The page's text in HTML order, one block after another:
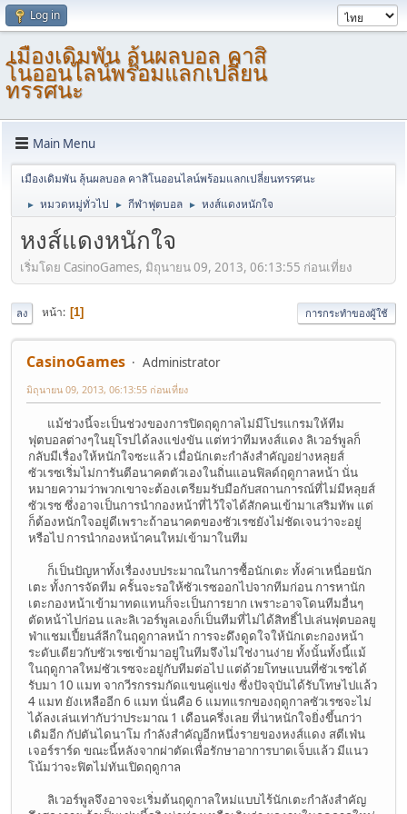
Log in
เมืองเดิมพัน ลุ้นผลบอล คาสิ
โนออนไลน์พร้อมแลกเปลี่ยน
ทรรศนะ
Main Menu
เมืองเดิมพัน ลุ้นผลบอล คาสิโนออนไลน์พร้อมแลกเปลี่ยนทรรศนะ
► หมวดหมู่ทั่วไป ► กีฬาฟุตบอล ► หงส์แดงหนักใจ
หงส์แดงหนักใจ
เริ่มโดย CasinoGames, มิถุนายน 09, 2013, 06:13:55 ก่อนเที่ยง
ลง หน้า 1 การกระทำของผู้ใช้
CasinoGames Administrator
มิถุนายน 09, 2013, 06:13:55 ก่อนเที่ยง
แม้ช่วงนี้จะเป็นช่วงของการปิดฤดูกาลไม่มีโปรแกรมให้ทีม
ฟุตบอลต่างๆในยุโรปได้ลงแข่งขัน แต่ทว่าทีมหงส์แดง ลิเวอร์พูลก็
กลับมีเรื่องให้หนักใจซะแล้ว เมื่อนักเตะกำลังสำคัญอย่างหลุยส์
ซัวเรซเริ่มไม่การันตีอนาคตตัวเองในถิ่นแอนฟิลด์ฤดูกาลหน้า นั่น
หมายความว่าพวกเขาจะต้องเตรียมรับมือกับสถานการณ์ที่ไม่มีหลุยส์
ซัวเรซ ซึ่งอาจเป็นการนำกองหน้าที่ไว้ใจได้สักคนเข้ามาเสริมทัพ แต่
ก็ต้องหนักใจอยู่ดีเพราะถ้าอนาคตของซัวเรซยังไม่ชัดเจนว่าจะอยู่
หรือไป การนำกองหน้าคนใหม่เข้ามาในทีม
ก็เป็นปัญหาทั้งเรื่องงบประมาณในการซื้อนักเตะ ทั้งค่าเหนื่อยนัก
เตะ ทั้งการจัดทีม ครั้นจะรอให้ซัวเรซออกไปจากทีมก่อน การหานัก
เตะกองหน้าเข้ามาทดแทนก็จะเป็นการยาก เพราะอาจโดนทีมอื่นๆ
ตัดหน้าไปก่อน และลิเวอร์พูลเองก็เป็นทีมที่ไม่ได้สิทธิ์ไปเล่นฟุตบอลยู
ฟ่าแชมเปี้ยนส์ลีกในฤดูกาลหน้า การจะดึงดูดใจให้นักเตะกองหน้า
ระดับเดียวกับซัวเรซเข้ามาอยู่ในทีมจึงไม่ใช่งานง่าย ทั้งนั้นทั้งนี้แม้
ในฤดูกาลใหม่ซัวเรซจะอยู่กับทีมต่อไป แต่ด้วยโทษแบนที่ซัวเรซได้
รับมา 10 แมท จากวีรกรรมกัดแขนคู่แข่ง ซึ่งปัจจุบันได้รับโทษไปแล้ว
4 แมท ยังเหลืออีก 6 แมท นั่นคือ 6 แมทแรกของฤดูกาลซัวเรซจะไม่
ได้ลงเล่นเท่ากับว่าประมาณ 1 เดือนครึ่งเลย ที่น่าหนักใจยิ่งขึ้นกว่า
เดิมอีก กัปตันไดนาโม กำลังสำคัญอีกหนึ่งรายของหงส์แดง สตีเฟ่น
เจอร์ราร์ด ขณะนี้หลังจากผ่าตัดเพื่อรักษาอาการบาดเจ็บแล้ว มีแนว
โน้มว่าจะฟิตไม่ทันเปิดฤดูกาล
ลิเวอร์พูลจึงอาจจะเริ่มต้นฤดูกาลใหม่แบบไร้นักเตะกำลังสำคัญ